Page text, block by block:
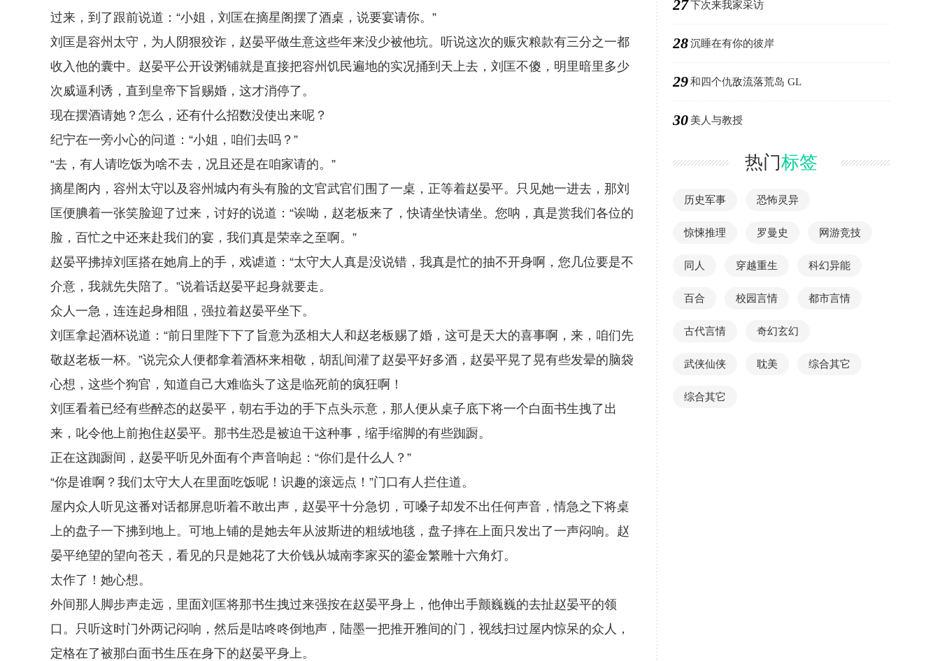
过来，到了跟前说道：“小姐，刘匡在摘星阁摆了酒桌，说要宴请你。”
刘匡是容州太守，为人阴狠狡诈，赵晏平做生意这些年来没少被他坑。听说这次的赈灾粮款有三分之一都
收入他的囊中。赵晏平公开设粥铺就是直接把容州饥民遍地的实况捅到天上去，刘匡不傻，明里暗里多少
次威逼利诱，直到皇帝下旨赐婚，这才消停了。
现在摆酒请她？怎么，还有什么招数没使出来呢？
纪宁在一旁小心的问道：“小姐，咱们去吗？”
“去，有人请吃饭为啥不去，况且还是在咱家请的。”
摘星阁内，容州太守以及容州城内有头有脸的文官武官们围了一桌，正等着赵晏平。只见她一进去，那刘
匡便腆着一张笑脸迎了过来，讨好的说道：“诶呦，赵老板来了，快请坐快请坐。您呐，真是赏我们各位的
脸，百忙之中还来赴我们的宴，我们真是荣幸之至啊。”
赵晏平拂掉刘匡搭在她肩上的手，戏谑道：“太守大人真是没说错，我真是忙的抽不开身啊，您几位要是不
介意，我就先失陪了。”说着话赵晏平起身就要走。
众人一急，连连起身相阻，强拉着赵晏平坐下。
刘匡拿起酒杯说道：“前日里陛下下了旨意为丞相大人和赵老板赐了婚，这可是天大的喜事啊，来，咱们先
敬赵老板一杯。”说完众人便都拿着酒杯来相敬，胡乱间灌了赵晏平好多酒，赵晏平晃了晃有些发晕的脑袋
心想，这些个狗官，知道自己大难临头了这是临死前的疯狂啊！
刘匡看着已经有些醉态的赵晏平，朝右手边的手下点头示意，那人便从桌子底下将一个白面书生拽了出
来，叱令他上前抱住赵晏平。那书生恐是被迫干这种事，缩手缩脚的有些踟蹰。
正在这踟蹰间，赵晏平听见外面有个声音响起：“你们是什么人？”
“你是谁啊？我们太守大人在里面吃饭呢！识趣的滚远点！”门口有人拦住道。
屋内众人听见这番对话都屏息听着不敢出声，赵晏平十分急切，可嗓子却发不出任何声音，情急之下将桌
上的盘子一下拂到地上。可地上铺的是她去年从波斯进的粗绒地毯，盘子摔在上面只发出了一声闷响。赵
晏平绝望的望向苍天，看见的只是她花了大价钱从城南李家买的鎏金繁雕十六角灯。
太作了！她心想。
外间那人脚步声走远，里面刘匡将那书生拽过来强按在赵晏平身上，他伸出手颤巍巍的去扯赵晏平的领
口。只听这时门外两记闷响，然后是咕咚咚倒地声，陆墨一把推开雅间的门，视线扫过屋内惊呆的众人，
定格在了被那白面书生压在身下的赵晏平身上。
27下次来我家采访
28沉睡在有你的彼岸
29和四个仇敌流落荒岛 GL
30 美人与教授
热门标签
历史军事 恐怖灵异
惊悚推理 罗曼史 网游竞技
同人 穿越重生 科幻异能
百合 校园言情 都市言情
古代言情 奇幻玄幻
武侠仙侠 耽美 综合其它
综合其它